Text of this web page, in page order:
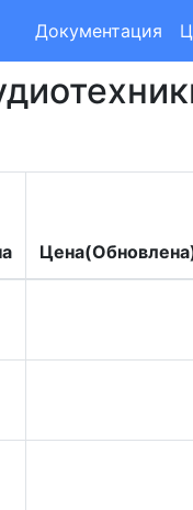
Документация